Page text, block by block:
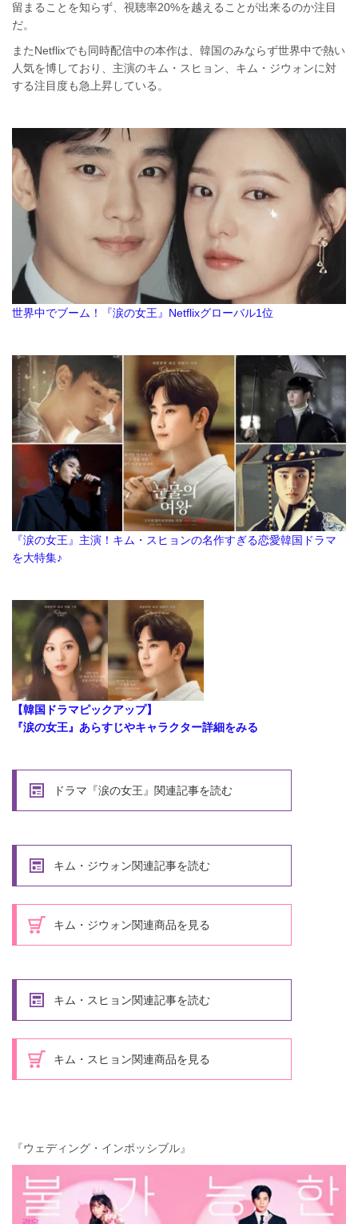
留まることを知らず、視聴率20%を越えることが出来るのか注目
だ。
またNetflixでも同時配信中の本作は、韓国のみならず世界中で熱い
人気を博しており、主演のキム・スヒョン、キム・ジウォンに対
する注目度も急上昇している。
世界中でブーム！『涙の女王』Netflixグローバル1位
『涙の女王』主演！キム・スヒョンの名作すぎる恋愛韓国ドラマ
を大特集♪
【韓国ドラマピックアップ】
『涙の女王』あらすじやキャラクター詳細をみる
ドラマ『涙の女王』関連記事を読む
キム・ジウォン関連記事を読む
キム・ジウォン関連商品を見る
キム・スヒョン関連記事を読む
キム・スヒョン関連商品を見る
『ウェディング・インポッシブル』